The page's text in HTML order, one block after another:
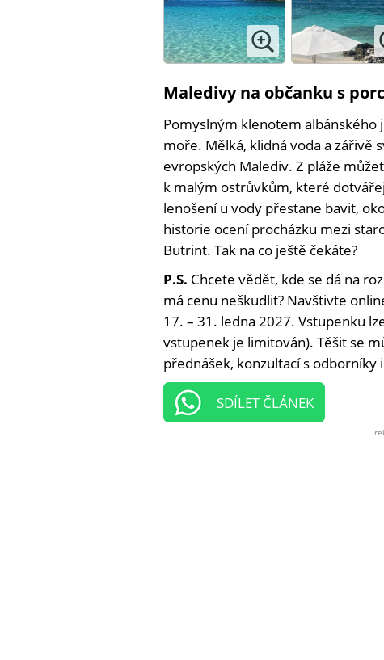
Maledivy na občanku s
Pomyslným klenotem albánského
moře. Mělká, klidná voda a zářivě
evropských Malediv. Z pláže
k malým ostrůvkům, které
lenošení u vody přestane bavit,
historie ocení procházku mezi
Butrint. Tak na co ještě čekáte?
P.S. Chcete vědět, kde se dá na
má cenu neškudlit? Navštivte
17. – 31. ledna 2027. Vstupenku
vstupenek je limitován). Těšit se
přednášek, konzultací s odborníky
SDÍLET ČLÁNEK